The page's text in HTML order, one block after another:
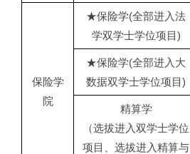
保险学
院
★保险学(全部进入法
学双学士学位项目)
★保险学(全部进入大
数据双学士学位项目)
精算学
（选拔进入双学士学位
项目、选拔进入精算与